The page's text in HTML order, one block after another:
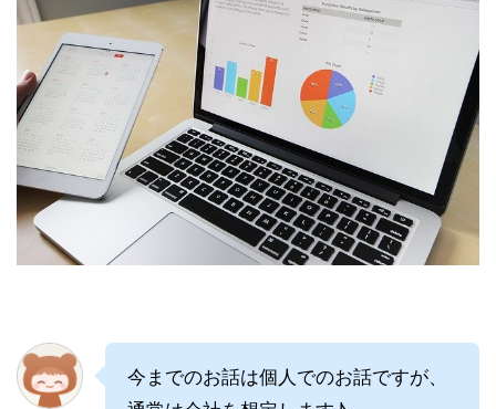
今までのお話は個人でのお話ですが、